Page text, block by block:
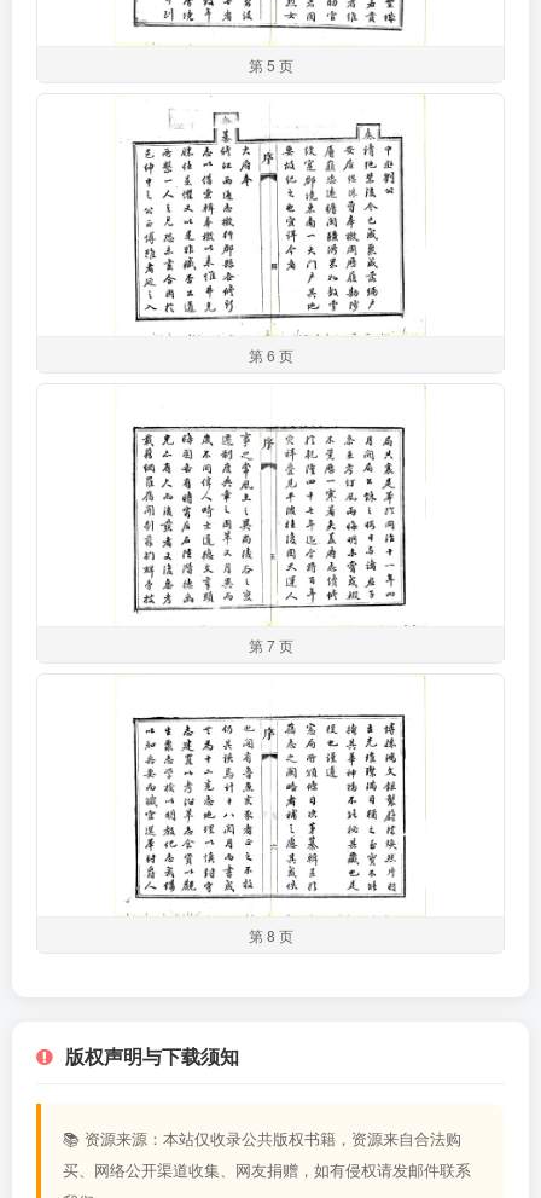
第 5 页
第 6 页
第 7 页
第 8 页
版权声明与下载须知
📚 资源来源：本站仅收录公共版权书籍，资源来自合法购
买、网络公开渠道收集、网友捐赠，如有侵权请发邮件联系